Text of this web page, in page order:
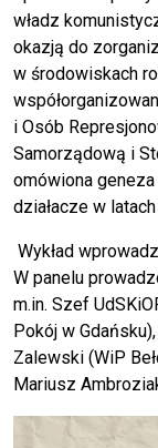
władz
okazją do
w środowiskach
i Osób
Samorządową i
omówiona geneza
działacze w
Wykład
W panelu
m.in. Szef
Pokój w
Zalewski (WiP
Mariusz